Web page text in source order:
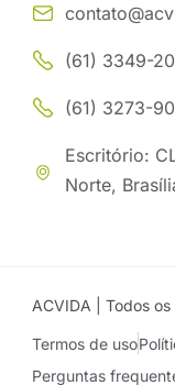
(61) 3349-
(61) 3273-
Escritório:
Norte,
ACVIDA | Todos
Termos de uso
Perguntas